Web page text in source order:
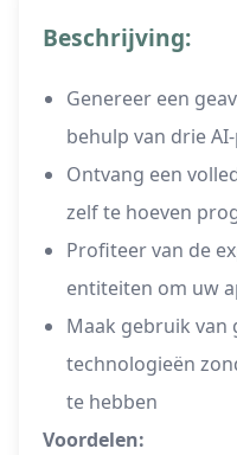
Beschrijving:
Genereer een
behulp van drie
Ontvang een
zelf te hoeven
Profiteer van de
entiteiten om uw
Maak gebruik van
technologieën
te hebben
Voordelen: